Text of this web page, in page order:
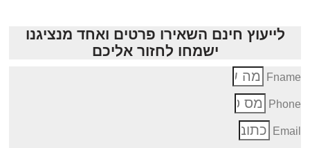
לייעוץ חינם השאירו פרטים ואחד מנציגנו
ישמחו לחזור אליכם